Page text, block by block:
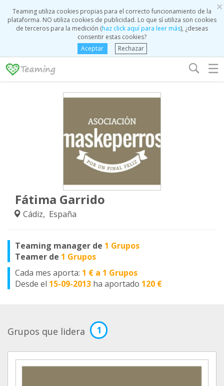
×
Teaming utiliza cookies propias para el correcto funcionamiento de la
plataforma. NO utiliza cookies de publicidad. Lo que sí utiliza son cookies
de terceros para la medición (haz click aquí para leer más), ¿deseas
consentir estas cookies?
Aceptar
Rechazar
☰
Fátima Garrido
Cádiz, España
Teaming manager de 1 Grupos
Teamer de 1 Grupos
Cada mes aporta: 1 € a 1 Grupos
Desde el 15-09-2013 ha aportado 120 €
Grupos que lidera 1